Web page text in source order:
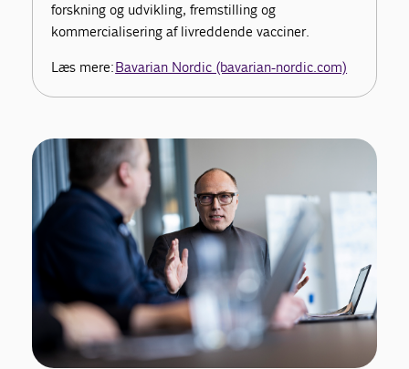
forskning og udvikling, fremstilling og
kommercialisering af livreddende vacciner.
Læs mere:Bavarian Nordic (bavarian-nordic.com)